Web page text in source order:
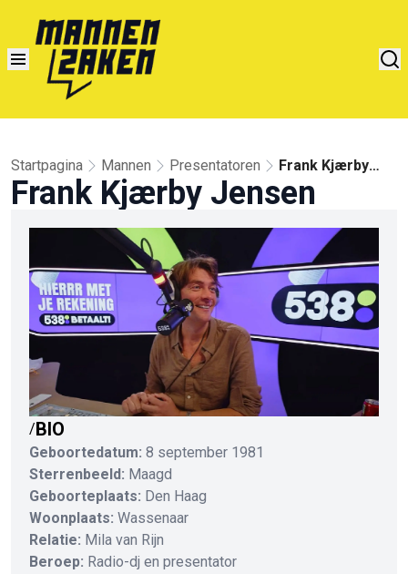
Startpagina Mannen Presentatoren
Frank Kjærby
Jensen
Frank Kjærby Jensen
/BIO
Geboortedatum: 8 september 1981
Sterrenbeeld: Maagd
Geboorteplaats: Den Haag
Woonplaats: Wassenaar
Relatie: Mila van Rijn
Beroep: Radio-dj en presentator